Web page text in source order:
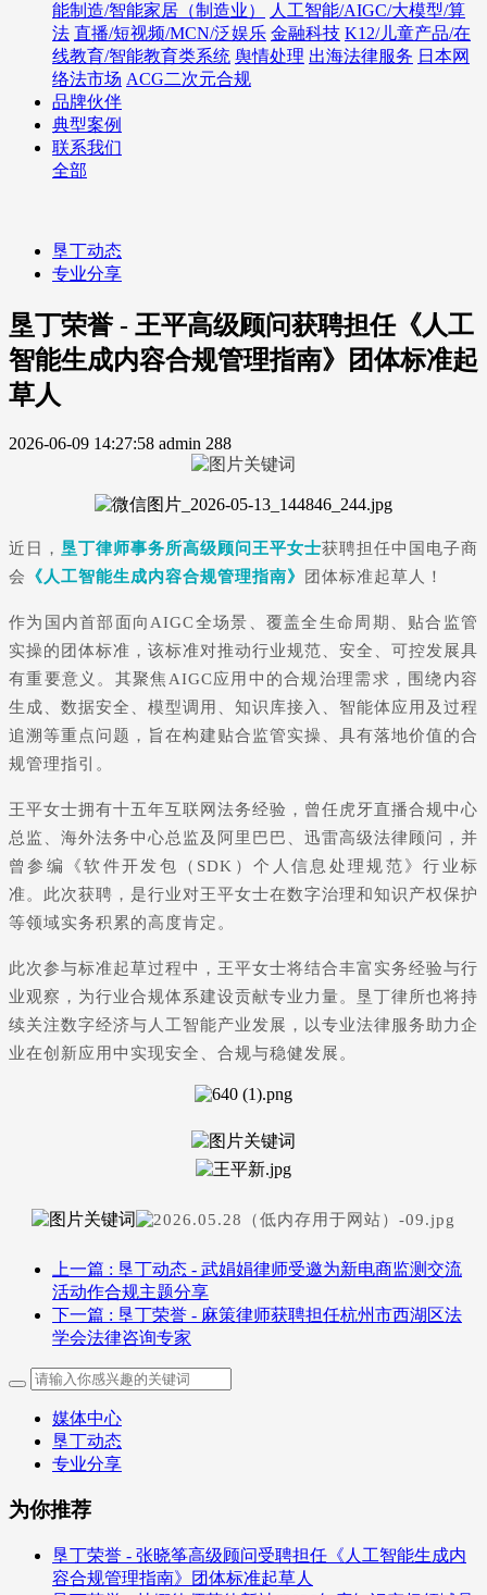
能制造/智能家居（制造业）
人工智能/AIGC/大模型/算
法 直播/短视频/MCN/泛娱乐 金融科技 K12/儿童产品/在
线教育/智能教育类系统 舆情处理 出海法律服务 日本网
络法市场 ACG二次元合规
品牌伙伴
典型案例
联系我们
全部
垦丁动态
专业分享
垦丁荣誉 - 王平高级顾问获聘担任《人工
智能生成内容合规管理指南》团体标准起
草人
2026-06-09 14:27:58 admin 288
近日， 垦丁律师事务所高级顾问王平女士获聘担任中国电子商
会
《人工智能生成内容合规管理指南》 团体标准起草人！
作为国内首部面向 AIGC全场景、覆盖全生命周期、贴合监管
实操的团体标准，该标准对推动行业规范、安全、可控发展具
有重要意义。其聚焦AIGC应用中的合规治理需求，围绕内容
生成、数据安全、模型调用、知识库接入、智能体应用及过程
追溯等重点问题，旨在构建贴合监管实操、具有落地价值的合
规管理指引。
王平女士拥有十五年互联网法务经验，曾任虎牙直播合规中心
总监、海外法务中心总监及阿里巴巴、迅雷高级法律顾问，并
曾参编《软件开发包（SDK）个人信息处理规范》行业标
准。此次获聘，是行业对王平女士在数字治理和知识产权保护
等领域实务积累的高度肯定。
此次参与标准起草过程中，王平女士将结合丰富实务经验与行
业观察，为行业合规体系建设贡献专业力量。垦丁律所也将持
续关注数字经济与人工智能产业发展，以专业法律服务助力企
业在创新应用中实现安全、合规与稳健发展。
上一篇 : 垦丁动态 - 武娟娟律师受邀为新电商监测交流
活动作合规主题分享
下一篇 : 垦丁荣誉 - 麻策律师获聘担任杭州市西湖区法
学会法律咨询专家
媒体中心
垦丁动态
专业分享
为你推荐
垦丁荣誉 - 张晓筝高级顾问受聘担任《人工智能生成内
容合规管理指南》团体标准起草人